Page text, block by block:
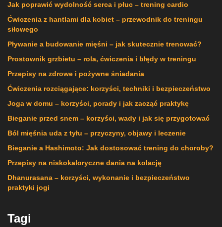
Jak poprawić wydolność serca i płuc – trening cardio
Ćwiczenia z hantlami dla kobiet – przewodnik do treningu
siłowego
Pływanie a budowanie mięśni – jak skutecznie trenować?
Prostownik grzbietu – rola, ćwiczenia i błędy w treningu
Przepisy na zdrowe i pożywne śniadania
Ćwiczenia rozciągające: korzyści, techniki i bezpieczeństwo
Joga w domu – korzyści, porady i jak zacząć praktykę
Bieganie przed snem – korzyści, wady i jak się przygotować
Ból mięśnia uda z tyłu – przyczyny, objawy i leczenie
Bieganie a Hashimoto: Jak dostosować trening do choroby?
Przepisy na niskokaloryczne dania na kolację
Dhanurasana – korzyści, wykonanie i bezpieczeństwo
praktyki jogi
Tagi